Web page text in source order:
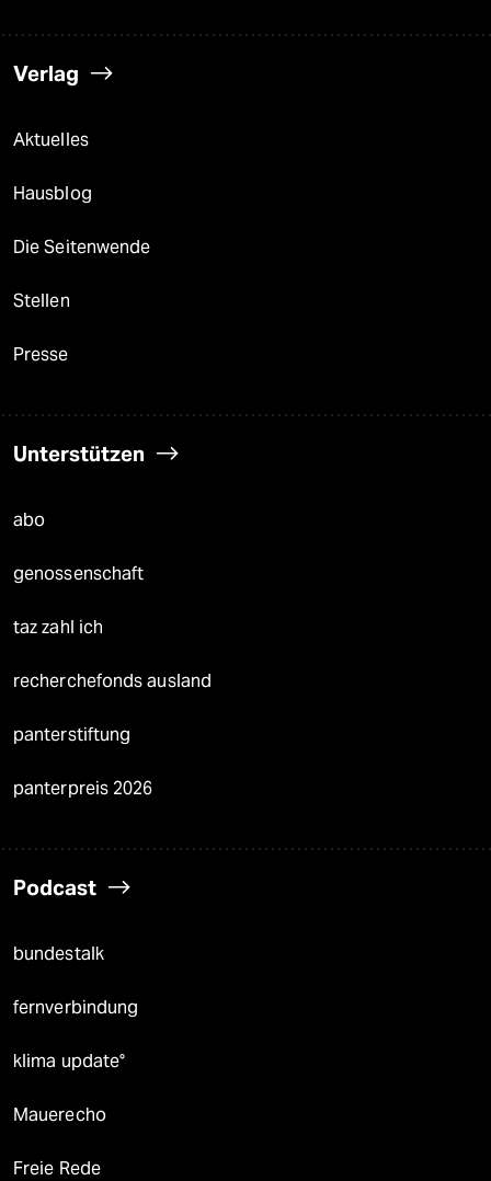
Verlag
Aktuelles
Hausblog
Die Seitenwende
Stellen
Presse
Unterstützen
abo
genossenschaft
taz zahl ich
recherchefonds ausland
panterstiftung
panterpreis 2026
Podcast
bundestalk
fernverbindung
klima update°
Mauerecho
Freie Rede